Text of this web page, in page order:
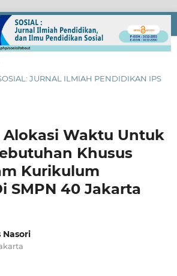
JURNAL ILMIAH PENDIDIKAN IPS
Waktu Untuk
Khusus
Kurikulum
SMPN 40 Jakarta
Nasori